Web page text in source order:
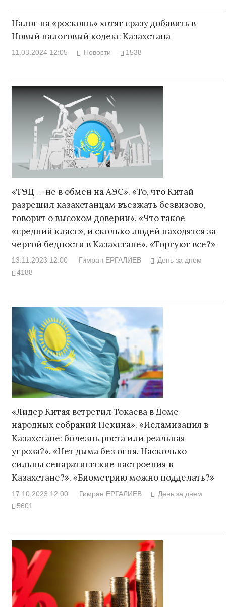
Налог на «роскошь» хотят сразу добавить в
Новый налоговый кодекс Казахстана
11.03.2024 12:05 Новости 1538
«ТЭЦ — не в обмен на АЭС». «То, что Китай
разрешил казахстанцам въезжать безвизово,
говорит о высоком доверии». «Что такое
«средний класс», и сколько людей находятся за
чертой бедности в Казахстане». «Торгуют все?»
13.11.2023 12:00 Гимран ЕРГАЛИЕВ
День за днем
4188
«Лидер Китая встретил Токаева в Доме
народных собраний Пекина». «Исламизация в
Казахстане: болезнь роста или реальная
угроза?». «Нет дыма без огня. Насколько
сильны сепаратистские настроения в
Казахстане?». «Биометрию можно подделать?»
17.10.2023 12:00 Гимран ЕРГАЛИЕВ
День за днем
5601